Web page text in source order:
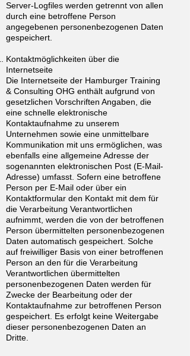
Server-Logfiles werden getrennt von allen
durch eine betroffene Person
angegebenen personenbezogenen Daten
gespeichert.
Kontaktmöglichkeiten über die
Internetseite
Die Internetseite der Hamburger Training
& Consulting OHG enthält aufgrund von
gesetzlichen Vorschriften Angaben, die
eine schnelle elektronische
Kontaktaufnahme zu unserem
Unternehmen sowie eine unmittelbare
Kommunikation mit uns ermöglichen, was
ebenfalls eine allgemeine Adresse der
sogenannten elektronischen Post (E-Mail-
Adresse) umfasst. Sofern eine betroffene
Person per E-Mail oder über ein
Kontaktformular den Kontakt mit dem für
die Verarbeitung Verantwortlichen
aufnimmt, werden die von der betroffenen
Person übermittelten personenbezogenen
Daten automatisch gespeichert. Solche
auf freiwilliger Basis von einer betroffenen
Person an den für die Verarbeitung
Verantwortlichen übermittelten
personenbezogenen Daten werden für
Zwecke der Bearbeitung oder der
Kontaktaufnahme zur betroffenen Person
gespeichert. Es erfolgt keine Weitergabe
dieser personenbezogenen Daten an
Dritte.